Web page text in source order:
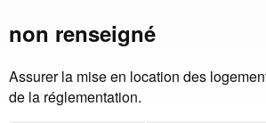
non renseigné
Assurer la mise en location des
de la réglementation.